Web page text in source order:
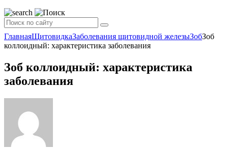
ГлавнаяЩитовидкаЗаболевания щитовидной железыЗобЗоб
коллоидный: характеристика заболевания
Зоб коллоидный: характеристика
заболевания